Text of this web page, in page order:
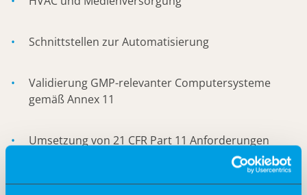
Schnittstellen zur Automatisierung
Validierung GMP-relevanter Computersysteme
gemäß Annex 11
Umsetzung von 21 CFR Part 11 Anforderungen